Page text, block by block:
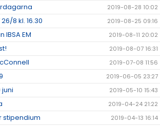
2019-08-28 10:02
26/8 kl. 16.30 2019-08-25 09:16
EM 2019-08-11 20:02
2019-08-07 16:31
2019-07-08 11:56
2019-06-05 23:27
2019-05-10 15:43
2019-04-24 21:22
stipendium 2019-04-13 16:14